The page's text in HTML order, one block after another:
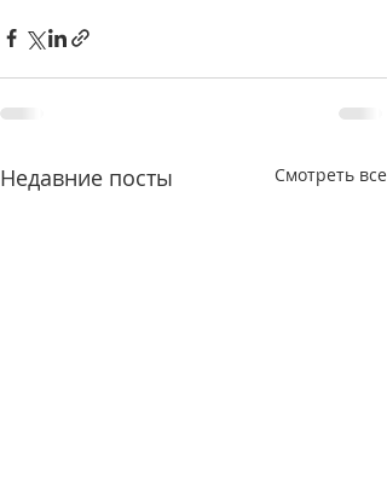
Недавние посты Смотреть все